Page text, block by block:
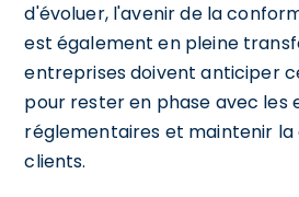
d'évoluer, l'avenir de la
est également en pleine
entreprises doivent anticiper
pour rester en phase avec les
réglementaires et maintenir la
clients.